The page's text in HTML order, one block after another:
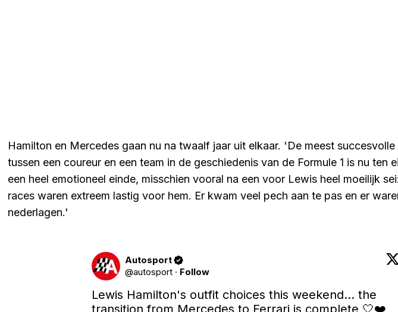
Hamilton en Mercedes gaan nu na twaalf jaar uit elkaar. 'De meest
tussen een coureur en een team in de geschiedenis van de Formule 1 is nu ten
een heel emotioneel einde, misschien vooral na een voor Lewis heel moeilijk
races waren extreem lastig voor hem. Er kwam veel pech aan te pas en er
nederlagen.'
Autosport
@autosport · Follow
Lewis Hamilton's outfit choices this weekend... the
transition from Mercedes to Ferrari is complete 🤍❤️